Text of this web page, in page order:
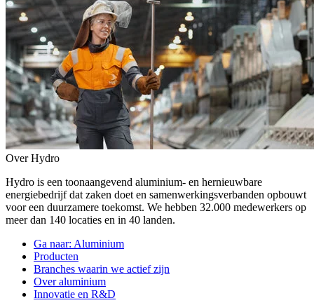
Over Hydro
Hydro is een toonaangevend aluminium- en hernieuwbare
energiebedrijf dat zaken doet en samenwerkingsverbanden opbouwt
voor een duurzamere toekomst. We hebben 32.000 medewerkers op
meer dan 140 locaties en in 40 landen.
Ga naar: Aluminium
Producten
Branches waarin we actief zijn
Over aluminium
Innovatie en R&D